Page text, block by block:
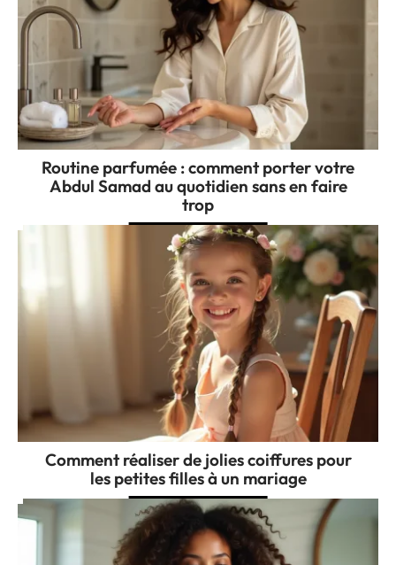
Routine parfumée : comment porter votre
Abdul Samad au quotidien sans en faire
trop
Comment réaliser de jolies coiffures pour
les petites filles à un mariage